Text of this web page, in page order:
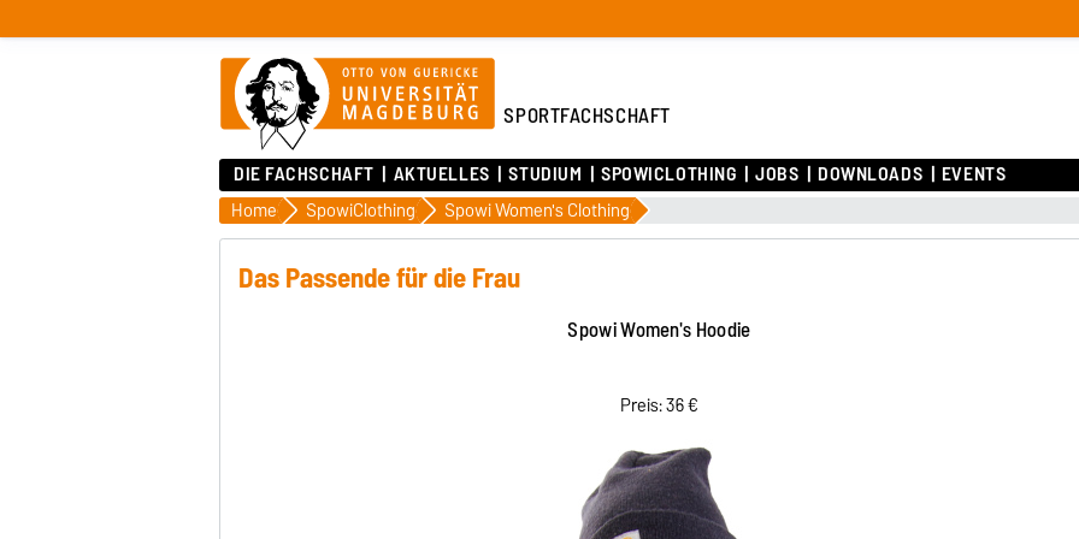
SPORTFACHSCHAFT
DIE FACHSCHAFT AKTUELLES STUDIUM SPOWICLOTHING JOBS DOWNLOADS EVENTS
Home SpowiClothing Spowi Women's Clothing
Das Passende für die Frau
Spowi Women's Hoodie
Preis: 36 €